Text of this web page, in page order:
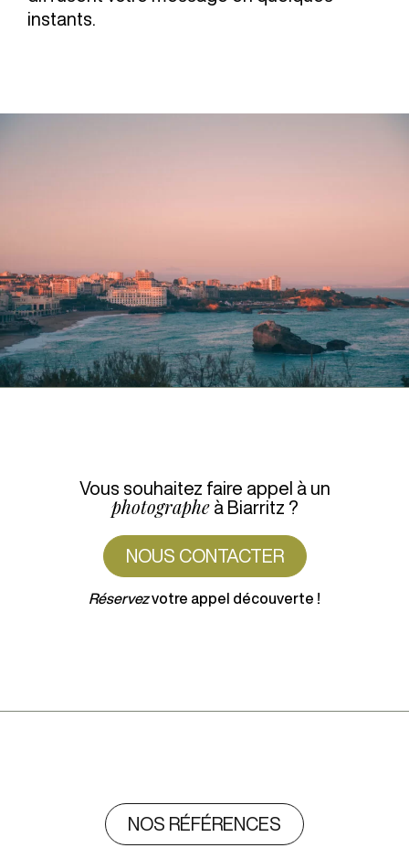
instants.
Vous souhaitez faire appel à un
photographeà Biarritz ?
NOUS CONTACTER
Réservezvotre appel découverte !
NOS RÉFÉRENCES